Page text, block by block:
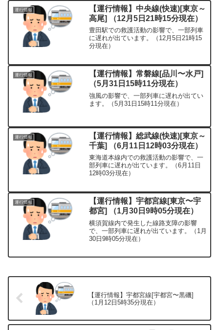
運行情報
【運行情報】中央線(快速)[東京～
高尾] （12月5日21時15分現在）
豊田駅での救護活動の影響で、一部列車
に遅れが出ています。（12月5日21時15
分現在）
運行情報
【運行情報】常磐線[品川〜水戸]
（5月31日15時11分現在）
強風の影響で、一部列車に遅れが出てい
ます。（5月31日15時11分現在）
運行情報
【運行情報】総武線(快速)[東京～
千葉] （6月11日12時03分現在）
東海道本線内での救護活動の影響で、一
部列車に遅れが出ています。（6月11日
12時03分現在）
運行情報
【運行情報】宇都宮線[東京〜宇
都宮] （1月30日9時05分現在）
横須賀線内で発生した線路支障の影響
で、一部列車に遅れが出ています。（1月
30日9時05分現在）
【運行情報】宇都宮線[宇都宮〜黒磯]
（1月12日5時35分現在）